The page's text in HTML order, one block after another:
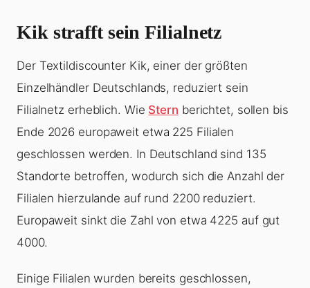
Kik strafft sein Filialnetz
Der Textildiscounter Kik, einer der größten
Einzelhändler Deutschlands, reduziert sein
Filialnetz erheblich. Wie Stern berichtet, sollen bis
Ende 2026 europaweit etwa 225 Filialen
geschlossen werden. In Deutschland sind 135
Standorte betroffen, wodurch sich die Anzahl der
Filialen hierzulande auf rund 2200 reduziert.
Europaweit sinkt die Zahl von etwa 4225 auf gut
4000.
Einige Filialen wurden bereits geschlossen,